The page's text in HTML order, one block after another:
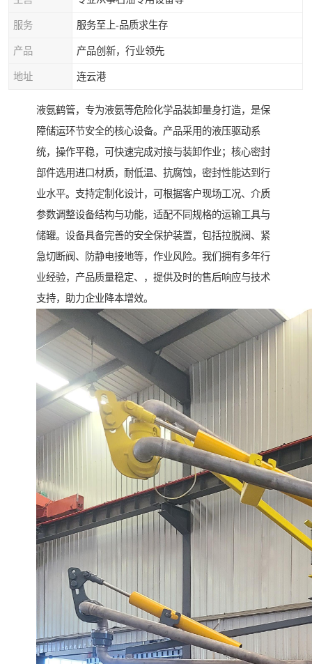
服务 服务至上-品质求生存
产品 产品创新，行业领先
地址 连云港
液氨鹤管，专为液氨等危险化学品装卸量身打造，是保
障储运环节安全的核心设备。产品采用的液压驱动系
统，操作平稳，可快速完成对接与装卸作业；核心密封
部件选用进口材质，耐低温、抗腐蚀，密封性能达到行
业水平。支持定制化设计，可根据客户现场工况、介质
参数调整设备结构与功能，适配不同规格的运输工具与
储罐。设备具备完善的安全保护装置，包括拉脱阀、紧
急切断阀、防静电接地等，作业风险。我们拥有多年行
业经验，产品质量稳定、，提供及时的售后响应与技术
支持，助力企业降本增效。